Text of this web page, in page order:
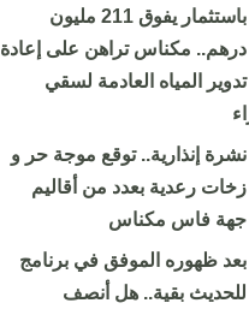
باستثمار يفوق 211 مليون
درهم.. مكناس تراهن على إعادة
تدوير المياه العادمة لسقي
نشرة إنذارية.. توقع موجة حر و
زخات رعدية بعدد من أقاليم
جهة فاس مكناس
بعد ظهوره الموفق في برنامج
للحديث بقية.. هل أنصف